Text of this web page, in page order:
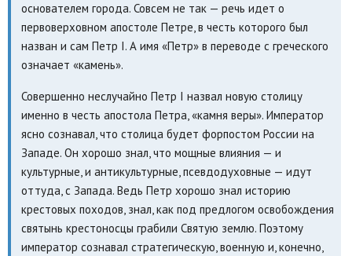
основателем города. Совсем не так — речь идет о
первоверховном апостоле Петре, в честь которого был
назван и сам Петр I. А имя «Петр» в переводе с греческого
означает «камень».
Совершенно неслучайно Петр I назвал новую столицу
именно в честь апостола Петра, «камня веры». Император
ясно сознавал, что столица будет форпостом России на
Западе. Он хорошо знал, что мощные влияния — и
культурные, и антикультурные, псевдодуховные — идут
оттуда, с Запада. Ведь Петр хорошо знал историю
крестовых походов, знал, как под предлогом освобождения
святынь крестоносцы грабили Святую землю. Поэтому
император сознавал стратегическую, военную и, конечно,